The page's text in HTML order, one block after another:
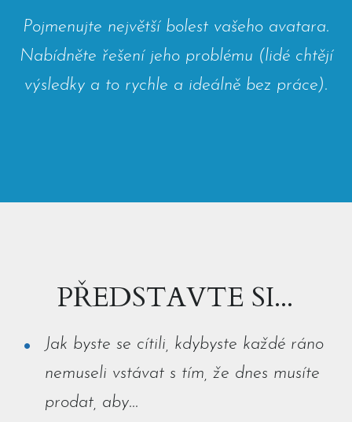
Pojmenujte největší bolest vašeho avatara.
Nabídněte řešení jeho problému (lidé chtějí
výsledky a to rychle a ideálně bez práce).
PŘEDSTAVTE SI...
Jak byste se cítili, kdybyste každé ráno
nemuseli vstávat s tím, že dnes musíte
prodat, aby...